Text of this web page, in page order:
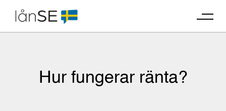
content
Hur fungerar ränta?